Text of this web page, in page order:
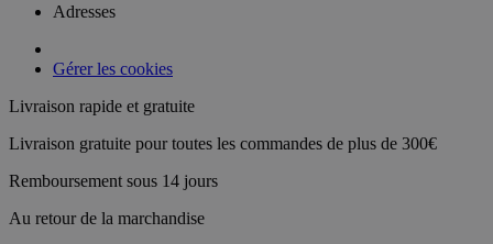
Adresses
Gérer les cookies
Livraison rapide et gratuite
Livraison gratuite pour toutes les commandes de plus de 300€
Remboursement sous 14 jours
Au retour de la marchandise